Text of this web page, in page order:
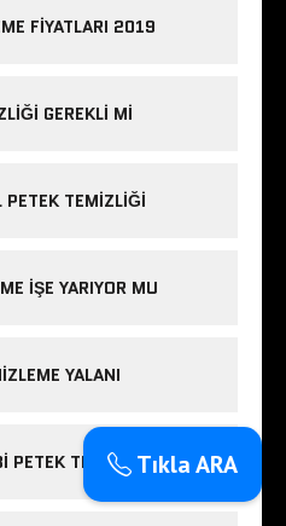
FIYATLARI 2019
GEREKLI MI
PETEK TEMIZLIĞI
IŞE YARIYOR MU
YALANI
PETEK TEMIZLIĞITıkla ARA